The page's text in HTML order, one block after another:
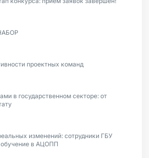
проектных команд
в государственном секторе: от
изменений: сотрудники ГБУ
в АЦОПП